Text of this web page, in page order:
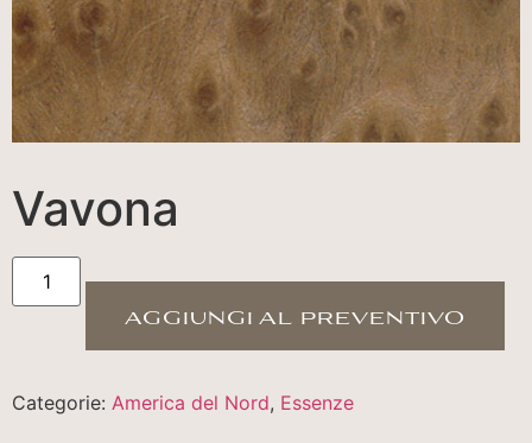
Vavona
aggiungi al preventivo
Categorie: America del Nord, Essenze